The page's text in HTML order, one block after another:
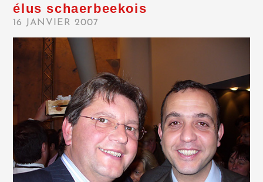
élus schaerbeekois
16 JANVIER 2007